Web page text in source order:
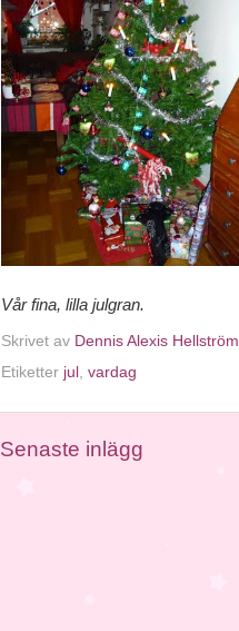
Vår fina, lilla julgran.
Skrivet av Dennis Alexis Hellström
Etiketter jul vardag
Senaste inlägg